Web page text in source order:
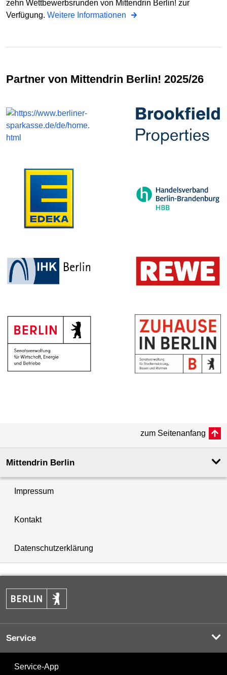
zehn Wettbewerbsrunden von Mittendrin Berlin! zur
Verfügung. Weitere Informationen
Partner von Mittendrin Berlin! 2025/26
zum Seitenanfang
Mittendrin Berlin
Impressum
Kontakt
Datenschutzerklärung
Service
Service-App